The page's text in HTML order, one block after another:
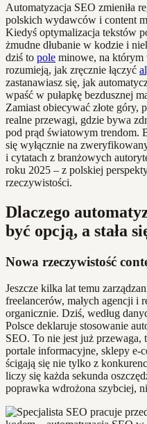
Automatyzacja SEO zmieniła
polskich wydawców i content
Kiedyś optymalizacja tekstów
żmudne dłubanie w kodzie i
dziś to pole minowe, na
rozumieją, jak zręcznie łączyć
zastanawiasz się, jak
wpaść w pułapkę bezdusznej
Zamiast obiecywać złote góry,
realne przewagi, gdzie bywa
pod prąd światowym trendom.
się wyłącznie na
i cytatach z branżowych
roku 2025 – z polskiej
rzeczywistości.
Dlaczego
być opcją, a stała
Nowa rzeczywistość
Jeszcze kilka lat temu
freelancerów, małych agencji i
organicznie. Dziś, według
Polsce deklaruje stosowanie
SEO. To nie jest już
portale informacyjne, sklepy
ścigają się nie tylko z
liczy się każda sekunda
poprawka wdrożona szybciej,